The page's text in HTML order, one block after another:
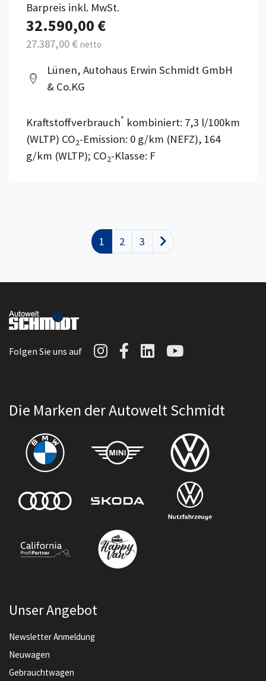
Barpreis inkl. MwSt.
32.590,00 €
27.387,00 € netto
Lünen, Autohaus Erwin Schmidt GmbH
& Co.KG
Kraftstoffverbrauch* kombiniert: 7,3 l/100km
(WLTP) CO2-Emission: 0 g/km (NEFZ), 164
g/km (WLTP); CO2-Klasse: F
1 2 3 Nächste
Folgen Sie uns auf Autowelt Schmidt auf
Autowelt Schmidt
AutoweltAutowelt
Die Marken der Autowelt Schmidt
Unser Angebot
Newsletter Anmeldung
Neuwagen
Gebrauchtwagen